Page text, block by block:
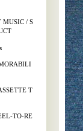
MUSIC / S
T
TO-RE